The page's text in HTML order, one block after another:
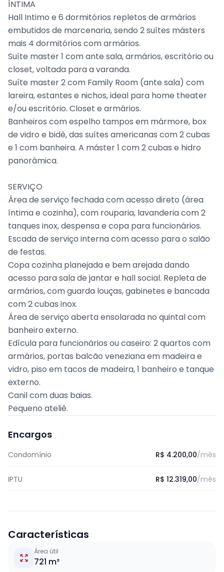
ÍNTIMA
Hall Intimo e 6 dormitórios repletos de armários
embutidos de marcenaria, sendo 2 suítes másters
mais 4 dormitórios com armários.
Suíte master 1 com ante sala, armários, escritório ou
closet, voltada para a varanda.
Suíte master 2 com Family Room (ante sala) com
lareira, estantes e nichos, ideal para home theater
e/ou escritório. Closet e armários.
Banheiros com espelho tampos em mármore, box
de vidro e bidê, das suítes americanas com 2 cubas
e 1 com banheira. A máster 1 com 2 cubas e hidro
panorâmica.
SERVIÇO
Área de serviço fechada com acesso direto (área
íntima e cozinha), com rouparia, lavanderia com 2
tanques inox, despensa e copa para funcionários.
Escada de serviço interna com acesso para o salão
de festas.
Copa cozinha planejada e bem arejada dando
acesso para sala de jantar e hall social. Repleta de
armários, com guarda louças, gabinetes e bancada
com 2 cubas inox.
Área de serviço aberta ensolarada no quintal com
banheiro externo.
Edícula para funcionários ou caseiro: 2 quartos com
armários, portas balcão veneziana em madeira e
vidro, piso em tacos de madeira, 1 banheiro e tanque
externo.
Canil com duas baias.
Pequeno ateliê.
Encargos
Condomínio R$ 4.200,00/mês
IPTU R$ 12.319,00/mês
Características
Área útil
721 m²